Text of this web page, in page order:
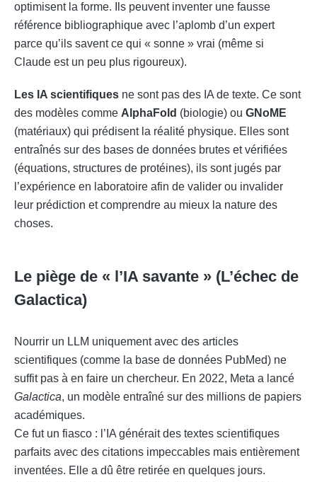
optimisent la forme. Ils peuvent inventer une fausse
référence bibliographique avec l’aplomb d’un expert
parce qu’ils savent ce qui « sonne » vrai (même si
Claude est un peu plus rigoureux).
Les IA scientifiques ne sont pas des IA de texte. Ce sont
des modèles comme AlphaFold (biologie) ou GNoME
(matériaux) qui prédisent la réalité physique. Elles sont
entraînés sur des bases de données brutes et vérifiées
(équations, structures de protéines), ils sont jugés par
l’expérience en laboratoire afin de valider ou invalider
leur prédiction et comprendre au mieux la nature des
choses.
Le piège de « l’IA savante » (L’échec de
Galactica)
Nourrir un LLM uniquement avec des articles
scientifiques (comme la base de données PubMed) ne
suffit pas à en faire un chercheur. En 2022, Meta a lancé
Galactica, un modèle entraîné sur des millions de papiers
académiques.
Ce fut un fiasco : l’IA générait des textes scientifiques
parfaits avec des citations impeccables mais entièrement
inventées. Elle a dû être retirée en quelques jours.